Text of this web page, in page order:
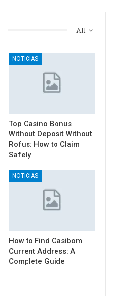
All
NOTICIAS
Top Casino Bonus
Without Deposit Without
Rofus: How to Claim
Safely
NOTICIAS
How to Find Casibom
Current Address: A
Complete Guide